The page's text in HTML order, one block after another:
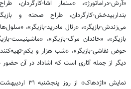
«آرش-دراماتورژ»، «سنمار اشا-کارگردان،
بنداربیدخش-کارگردان، طراح صحنه و
می‌زندش-بازیگر»، «رئال مادرید-بازیگر»،
بازیگر»، «خاندان مرگ-بازیگر»، «ماشینیست-
حوض نقاشی-بازیگر»، «شب هزار و یکم-
دیگر از جمله آثاری است که اشاداد در آن